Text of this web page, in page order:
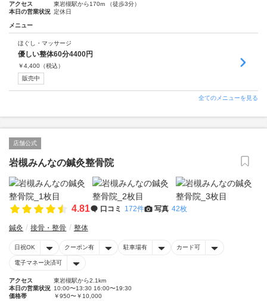
アクセス
東岩槻駅から170m （徒歩3分）
本日の営業状況 定休日
メニュー
ほぐし・マッサージ
優しい整体60分4400円
￥4,400 （税込）
販売中
全てのメニューを見る
店舗公式
岩槻みんなの鍼灸整骨院
4.81 口コミ 172件 写真 42枚
鍼灸 接骨・整骨 整体
日祝OK クーポン有 駐車場有 カード可
電子マネー決済可
アクセス
東岩槻駅から2.1km
本日の営業状況 10:00〜13:30 16:00〜19:30
価格帯
￥950〜￥10,000